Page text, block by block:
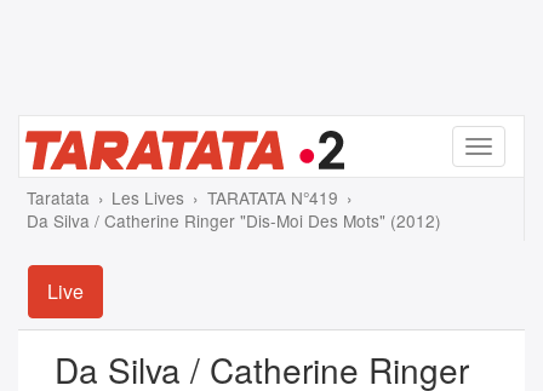
Menu
Taratata Les Lives
TARATATA N°419
Da Silva / Catherine Ringer "Dis-Moi Des Mots" (2012)
Live
Da Silva / Catherine Ringer